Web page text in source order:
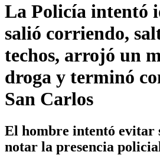
La Policía intentó
salió corriendo,
techos, arrojó un
droga y terminó
San Carlos
El hombre intentó evitar
notar la presencia